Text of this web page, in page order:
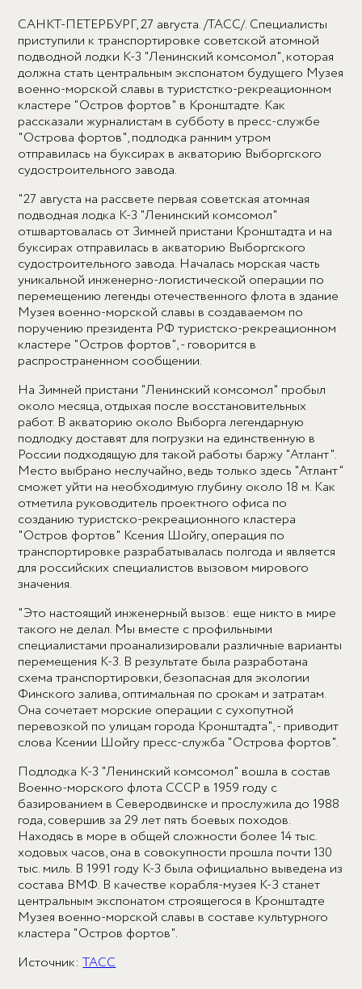
САНКТ-ПЕТЕРБУРГ, 27 августа. /ТАСС/. Специалисты
приступили к транспортировке советской атомной
подводной лодки К-3 "Ленинский комсомол", которая
должна стать центральным экспонатом будущего Музея
военно-морской славы в туристстко-рекреационном
кластере "Остров фортов" в Кронштадте. Как
рассказали журналистам в субботу в пресс-службе
"Острова фортов", подлодка ранним утром
отправилась на буксирах в акваторию Выборгского
судостроительного завода.
"27 августа на рассвете первая советская атомная
подводная лодка К-3 "Ленинский комсомол"
отшвартовалась от Зимней пристани Кронштадта и на
буксирах отправилась в акваторию Выборгского
судостроительного завода. Началась морская часть
уникальной инженерно-логистической операции по
перемещению легенды отечественного флота в здание
Музея военно-морской славы в создаваемом по
поручению президента РФ туристско-рекреационном
кластере "Остров фортов", - говорится в
распространенном сообщении.
На Зимней пристани "Ленинский комсомол" пробыл
около месяца, отдыхая после восстановительных
работ. В акваторию около Выборга легендарную
подлодку доставят для погрузки на единственную в
России подходящую для такой работы баржу "Атлант".
Место выбрано неслучайно, ведь только здесь "Атлант"
сможет уйти на необходимую глубину около 18 м. Как
отметила руководитель проектного офиса по
созданию туристско-рекреационного кластера
"Остров фортов" Ксения Шойгу, операция по
транспортировке разрабатывалась полгода и является
для российских специалистов вызовом мирового
значения.
"Это настоящий инженерный вызов: еще никто в мире
такого не делал. Мы вместе с профильными
специалистами проанализировали различные варианты
перемещения К-3. В результате была разработана
схема транспортировки, безопасная для экологии
Финского залива, оптимальная по срокам и затратам.
Она сочетает морские операции с сухопутной
перевозкой по улицам города Кронштадта", - приводит
слова Ксении Шойгу пресс-служба "Острова фортов".
Подлодка К-3 "Ленинский комсомол" вошла в состав
Военно-морского флота СССР в 1959 году с
базированием в Северодвинске и прослужила до 1988
года, совершив за 29 лет пять боевых походов.
Находясь в море в общей сложности более 14 тыс.
ходовых часов, она в совокупности прошла почти 130
тыс. миль. В 1991 году К-3 была официально выведена из
состава ВМФ. В качестве корабля-музея К-З станет
центральным экспонатом строящегося в Кронштадте
Музея военно-морской славы в составе культурного
кластера "Остров фортов".
Источник:ТАСС